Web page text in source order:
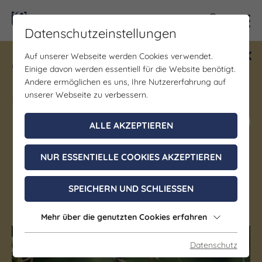
Gewinne ein Blind Date mit Saale-
Unstrut! Teilnahme vom 1.7. - 18.12.
möglich.
Jetzt mitmachen
Thüringer Weingut Zahn
Großheringen OT Kaatschen-Weichau
Datenschutzeinstellungen
Auf unserer Webseite werden Cookies verwendet.
Einige davon werden essentiell für die Website benötigt.
Andere ermöglichen es uns, Ihre Nutzererfahrung auf
unserer Webseite zu verbessern.
ALLE AKZEPTIEREN
NUR ESSENTIELLE COOKIES AKZEPTIEREN
SPEICHERN UND SCHLIESSEN
Mehr über die genutzten Cookies erfahren
Datenschutz